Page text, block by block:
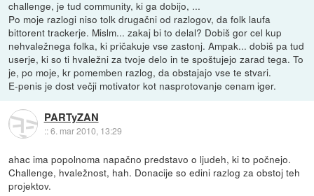
challenge, je tud community, ki ga dobijo, ...
Po moje razlogi niso tolk drugačni od razlogov, da folk laufa
bittorent trackerje. Mislm... zakaj bi to delal? Dobiš gor cel kup
nehvaležnega folka, ki pričakuje vse zastonj. Ampak... dobiš pa tud
userje, ki so ti hvaležni za tvoje delo in te spoštujejo zarad tega. To
je, po moje, kr pomemben razlog, da obstajajo vse te stvari.
E-penis je dost večji motivator kot nasprotovanje cenam iger.
PARTyZAN
::6. mar 2010, 13:29
ahac ima popolnoma napačno predstavo o ljudeh, ki to počnejo.
Challenge, hvaležnost, hah. Donacije so edini razlog za obstoj teh
projektov.